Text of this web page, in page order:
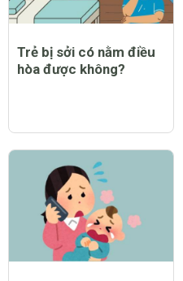
Trẻ bị sởi có nằm điều
hòa được không?